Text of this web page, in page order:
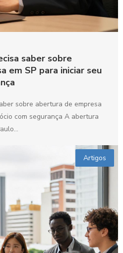
saber sobre
em SP para iniciar seu
sobre abertura de empresa
segurança A abertura
Artigos